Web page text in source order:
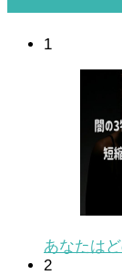
1
あなたは
2